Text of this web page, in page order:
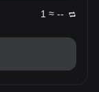
1 ≈ --